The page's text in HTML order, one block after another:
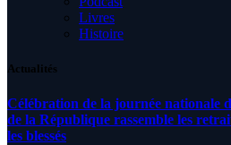
Livres
Histoire
Actualités
Célébration de la journée nationale
de la République rassemble les
les blessés